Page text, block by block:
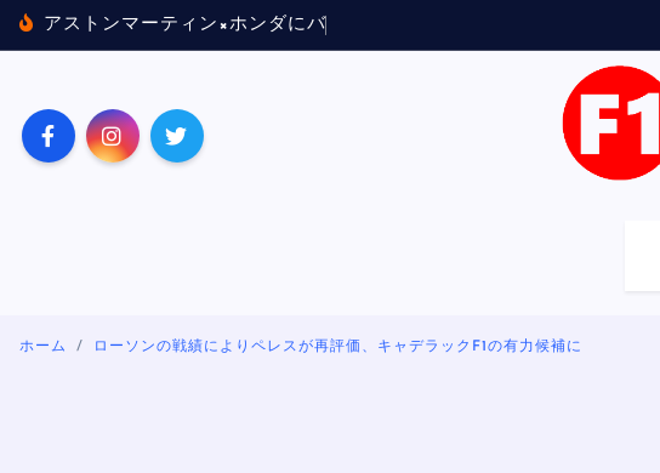
容
ア ス ト ン マ ー テ ィ ン ×ホ ン ダ にバ
ホーム ローソンの戦績によりペレスが再評価、キャデラックF1の有力候補に